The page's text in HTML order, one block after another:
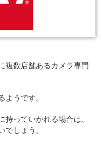
複数店舗あるカメラ専門
うです。
っていかれる場合は、
しょう。